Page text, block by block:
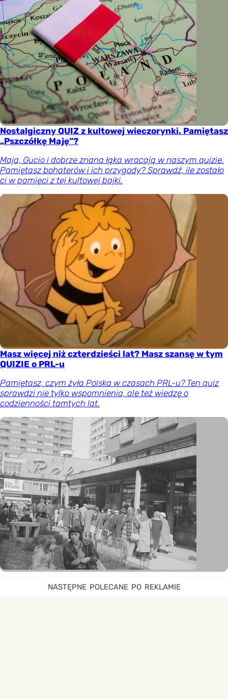
Nostalgiczny QUIZ z kultowej wieczorynki. Pamiętasz
„Pszczółkę Maję”?
Maja, Gucio i dobrze znana łąka wracają w naszym quizie.
Pamiętasz bohaterów i ich przygody? Sprawdź, ile zostało
ci w pamięci z tej kultowej bajki.
Masz więcej niż czterdzieści lat? Masz szansę w tym
QUIZIE o PRL-u
Pamiętasz, czym żyła Polska w czasach PRL-u? Ten quiz
sprawdzi nie tylko wspomnienia, ale też wiedzę o
codzienności tamtych lat.